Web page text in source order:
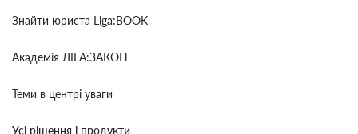
Знайти юриста Liga:BOOK
Академія ЛІГА:ЗАКОН
Теми в центрі уваги
Усі рішення і продукти